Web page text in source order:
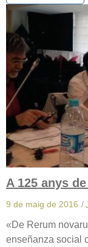
A 125 anys
9 de maig de 2016 /
«De Rerum
enseñanza social